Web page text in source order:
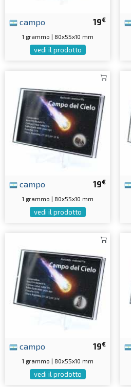
19€
campo
1 grammo | 80x55x10 mm
vedi il prodotto
19€
campo
1 grammo | 80x55x10 mm
vedi il prodotto
19€
campo
1 grammo | 80x55x10 mm
vedi il prodotto